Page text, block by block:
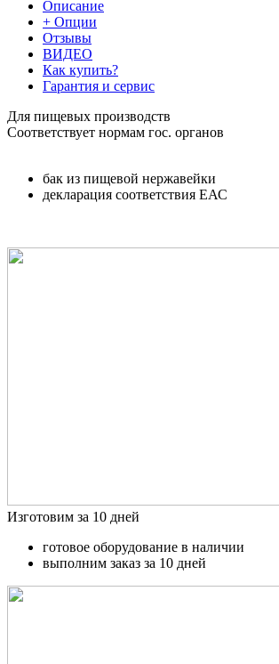
Описание
+ Опции
Отзывы
ВИДЕО
Как купить?
Гарантия и сервис
Для пищевых производств
Соответствует нормам гос. органов
бак из пищевой нержавейки
декларация соответствия ЕАС
Изготовим за 10 дней
готовое оборудование в наличии
выполним заказ за 10 дней